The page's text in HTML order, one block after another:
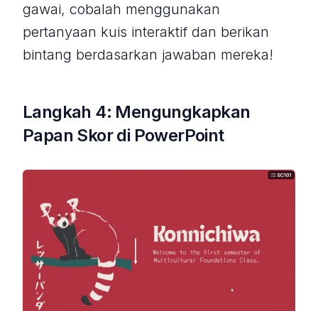
gawai, cobalah menggunakan
pertanyaan kuis interaktif dan berikan
bintang berdasarkan jawaban mereka!
Langkah 4: Mengungkapkan
Papan Skor di PowerPoint